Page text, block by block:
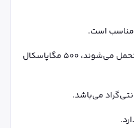
مناسب است.
حداقل مقاومت کششی که متحمل می‌شوند، 500 مگاپاسکال